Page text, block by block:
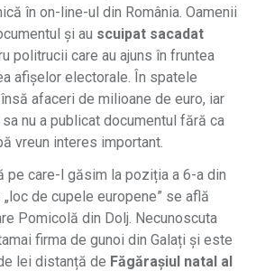
în on-line-ul din România. Oamenii
și au scuipat sacadat
politrucii care au ajuns în fruntea
afișelor electorale. În spatele
afaceri de milioane de euro, iar
nu a publicat documentul fără ca
vreun interes important.
pe care-l găsim la poziția a 6-a din
de cupele europene” se află
Pomicolă din Dolj. Necunoscuta
firma de gunoi din Galați și este
lei distanță de Făgărașiul natal al